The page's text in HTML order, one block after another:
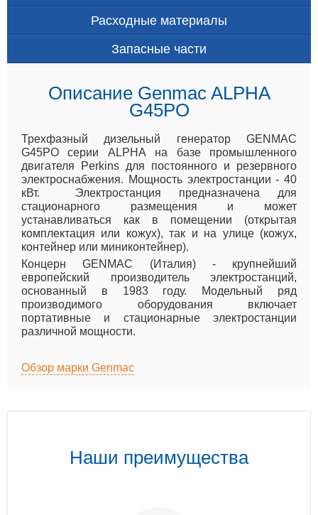
Расходные материалы
Запасные части
Описание Genmac ALPHA
G45PO
Трехфазный дизельный генератор GENMAC
G45PO серии ALPHA на базе промышленного
двигателя Perkins для постоянного и резервного
электроснабжения. Мощность электростанции - 40
кВт. Электростанция предназначена для
стационарного размещения и может
устанавливаться как в помещении (открытая
комплектация или кожух), так и на улице (кожух,
контейнер или миниконтейнер).
Концерн GENMAC (Италия) - крупнейший
европейский производитель электростанций,
основанный в 1983 году. Модельный ряд
производимого оборудования включает
портативные и стационарные электростанции
различной мощности.
Обзор марки Genmac
Наши преимущества